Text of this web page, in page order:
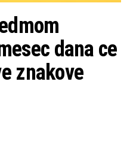
dana ce
znakove